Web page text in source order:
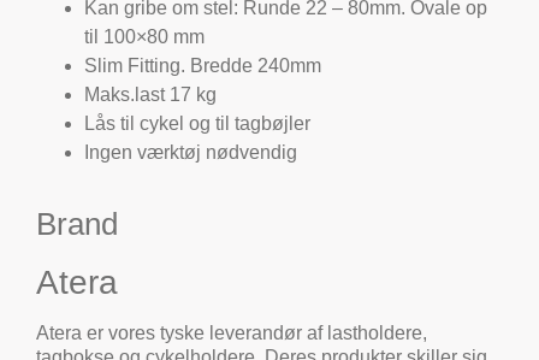
Kan gribe om stel: Runde 22 – 80mm. Ovale op
til 100×80 mm
Slim Fitting. Bredde 240mm
Maks.last 17 kg
Lås til cykel og til tagbøjler
Ingen værktøj nødvendig
Brand
Atera
Atera er vores tyske leverandør af lastholdere,